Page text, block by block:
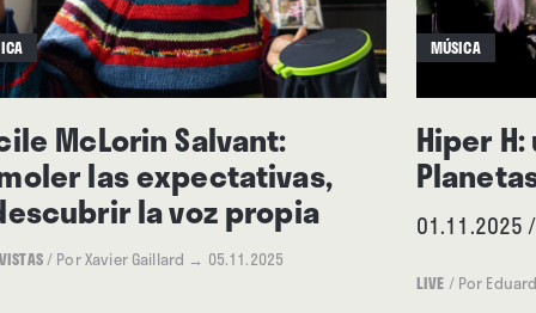
McLorin Salvant:
las expectativas,
la voz propia
/ Por Xavier Gaillard → 05.11.2025
MÚSICA
Hiper
01.11.2025
LIVE / Por